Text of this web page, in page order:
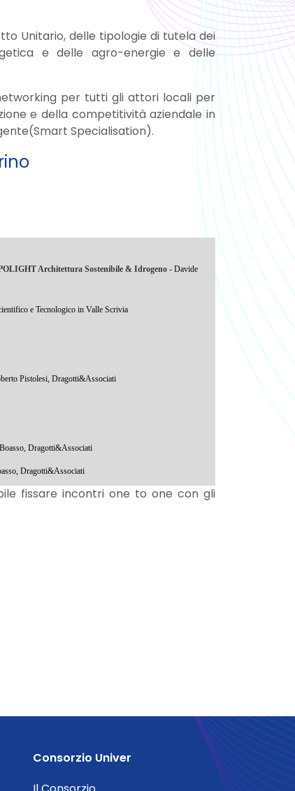
Unitario, delle tipologie di tutela dei
e delle agro-energie e delle
per tutti gli attori locali per
e della competitività aziendale in
Specialisation).
Architettura Sostenibile & Idrogeno - Davide
e Tecnologico in Valle Scrivia
Pistolesi, Dragotti&Associati
Dragotti&Associati
Dragotti&Associati
fissare incontri one to one con gli
Consorzio Univer